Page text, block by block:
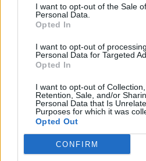
I want to opt-out of the Sale
Personal Data.
Opted In
I want to opt-out of
Personal Data for Targeted
Opted In
I want to opt-out of Collection,
Retention, Sale, and/or
Personal Data that Is
Purposes for which it was
Opted Out
CONFIRM
buvo „Semtex“ – tiek
naudojama sprogstamoji
„Bild“, remdamasis
skelbia, kad rastas dronas
Prie Leipcigo oro uosto
susidūrė su nežinomu
galėjo būti dar vienas dronas.
Po pirmojo drono aptikimo
uždarytas, todėl šis lėktuvas
ir kilti antram ratui. Vėliau jis